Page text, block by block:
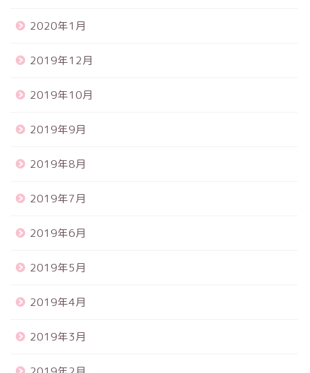
2020年1月
2019年12月
2019年10月
2019年9月
2019年8月
2019年7月
2019年6月
2019年5月
2019年4月
2019年3月